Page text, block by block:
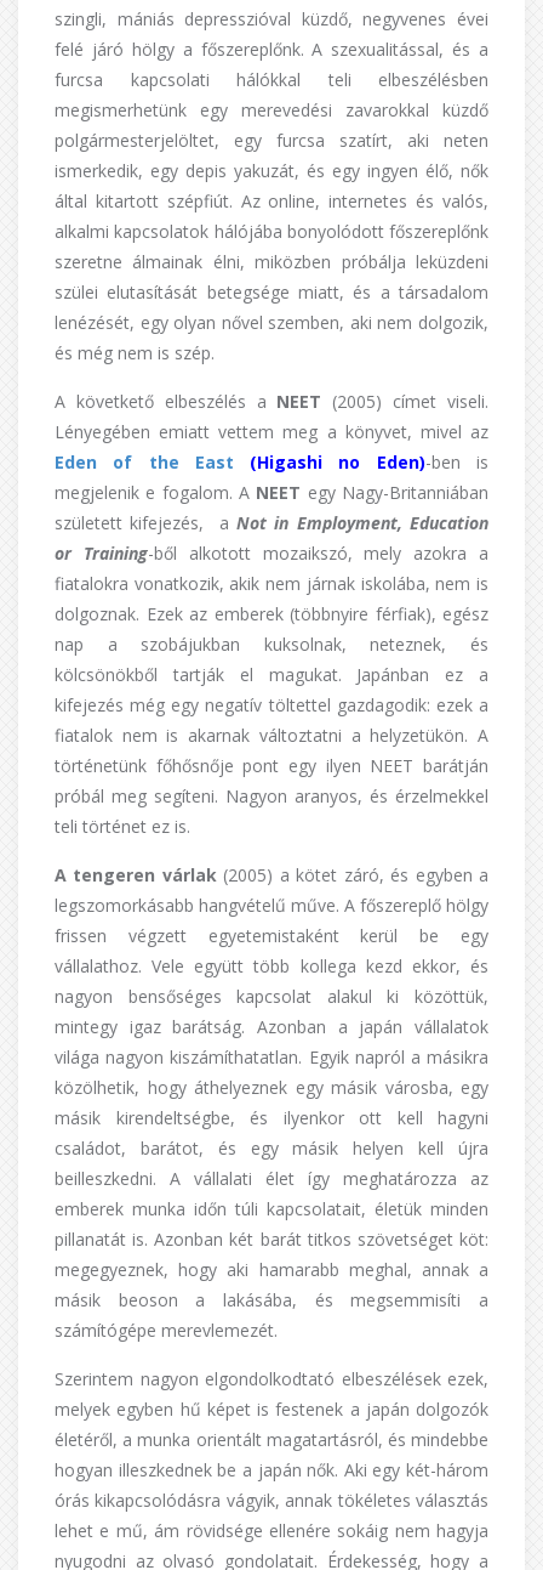
szingli, mániás depresszióval küzdő, negyvenes évei
felé járó hölgy a főszereplőnk. A szexualitással, és a
furcsa kapcsolati hálókkal teli elbeszélésben
megismerhetünk egy merevedési zavarokkal küzdő
polgármesterjelöltet, egy furcsa szatírt, aki neten
ismerkedik, egy depis yakuzát, és egy ingyen élő, nők
által kitartott szépfiút. Az online, internetes és valós,
alkalmi kapcsolatok hálójába bonyolódott főszereplőnk
szeretne álmainak élni, miközben próbálja leküzdeni
szülei elutasítását betegsége miatt, és a társadalom
lenézését, egy olyan nővel szemben, aki nem dolgozik,
és még nem is szép.
A követkető elbeszélés a NEET (2005) címet viseli.
Lényegében emiatt vettem meg a könyvet, mivel az
Eden of the East (Higashi no Eden)-ben is
megjelenik e fogalom. A NEET egy Nagy-Britanniában
született kifejezés, aNot in Employment, Education
or Training-ből alkotott mozaikszó, mely azokra a
fiatalokra vonatkozik, akik nem járnak iskolába, nem is
dolgoznak. Ezek az emberek (többnyire férfiak), egész
nap a szobájukban kuksolnak, neteznek, és
kölcsönökből tartják el magukat. Japánban ez a
kifejezés még egy negatív töltettel gazdagodik: ezek a
fiatalok nem is akarnak változtatni a helyzetükön. A
történetünk főhősnője pont egy ilyen NEET barátján
próbál meg segíteni. Nagyon aranyos, és érzelmekkel
teli történet ez is.
A tengeren várlak(2005) a kötet záró, és egyben a
legszomorkásabb hangvételű műve. A főszereplő hölgy
frissen végzett egyetemistaként kerül be egy
vállalathoz. Vele együtt több kollega kezd ekkor, és
nagyon bensőséges kapcsolat alakul ki közöttük,
mintegy igaz barátság. Azonban a japán vállalatok
világa nagyon kiszámíthatatlan. Egyik napról a másikra
közölhetik, hogy áthelyeznek egy másik városba, egy
másik kirendeltségbe, és ilyenkor ott kell hagyni
családot, barátot, és egy másik helyen kell újra
beilleszkedni. A vállalati élet így meghatározza az
emberek munka időn túli kapcsolatait, életük minden
pillanatát is. Azonban két barát titkos szövetséget köt:
megegyeznek, hogy aki hamarabb meghal, annak a
másik beoson a lakásába, és megsemmisíti a
számítógépe merevlemezét.
Szerintem nagyon elgondolkodtató elbeszélések ezek,
melyek egyben hű képet is festenek a japán dolgozók
életéről, a munka orientált magatartásról, és mindebbe
hogyan illeszkednek be a japán nők. Aki egy két-három
órás kikapcsolódásra vágyik, annak tökéletes választás
lehet e mű, ám rövidsége ellenére sokáig nem hagyja
nyugodni az olvasó gondolatait. Érdekesség, hogy a